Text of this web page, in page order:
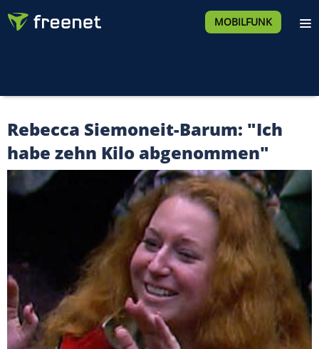
MOBILFUNK
Rebecca Siemoneit-Barum: "Ich
habe zehn Kilo abgenommen"